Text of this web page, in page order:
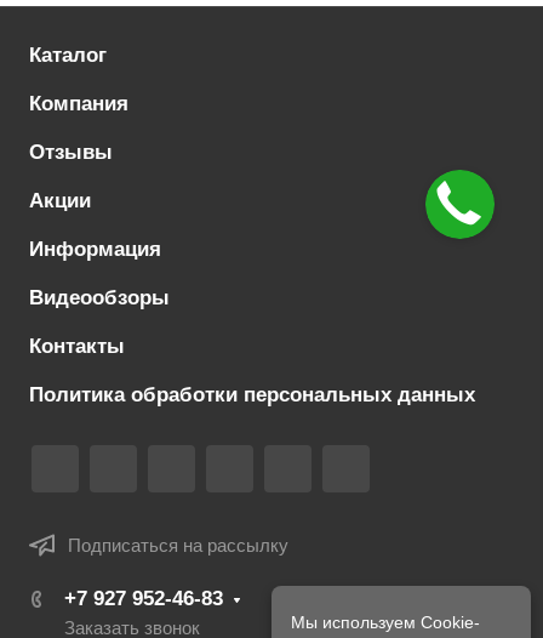
Каталог
Компания
Отзывы
Акции
Информация
Видеообзоры
Контакты
Политика обработки персональных данных
Подписаться на рассылку
+7 927 952-46-83
Заказать звонок Мы используем Cookie-